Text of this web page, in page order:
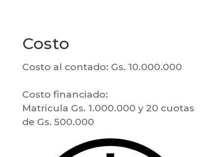
Costo
Costo al contado: Gs. 10.000.000
Costo financiado:
Matricula Gs. 1.000.000 y 20 cuotas
de Gs. 500.000